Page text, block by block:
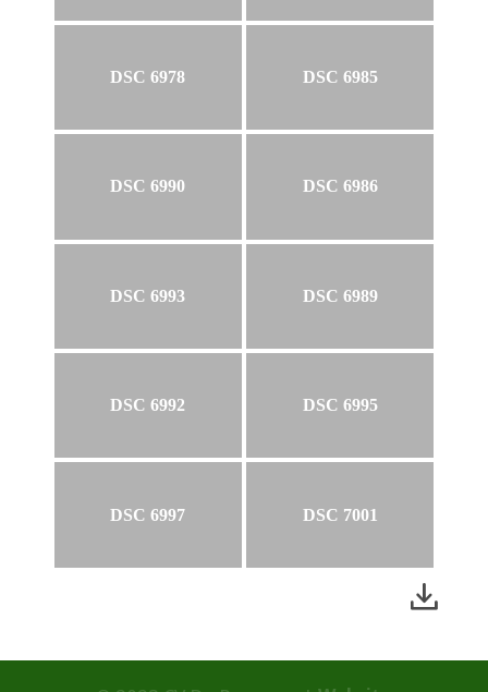
DSC 6978 DSC 6985
DSC 6990 DSC 6986
DSC 6993 DSC 6989
DSC 6992 DSC 6995
DSC 6997 DSC 7001